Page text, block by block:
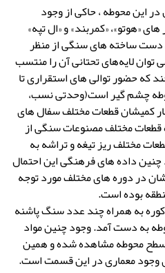
این محوطه ، حاکی از وجود
«هوتو»، «کمربند» و «ال تپه»
دست ساخته های سنگی از منظر
لایه‌های تحتانی آن را منتسب
که حضور توالی های استقراری تا
چشم گیر است(وحدتی نسب،
غار کمیشان قطعات مختلف سفال های
قطعات مختلف مصنوعات سنگی از
مختلف ریز تیغه و تراشه به
داده های فرهنگی این احتمال
در دوره های مختلف مورد توجه
بوده است.
به همراه چند عدد سنگ پاشنه
به دست آمد. وجود چنین مواد
محوطه مشاهده شده و همین
وجود معماری در این قسمت است.